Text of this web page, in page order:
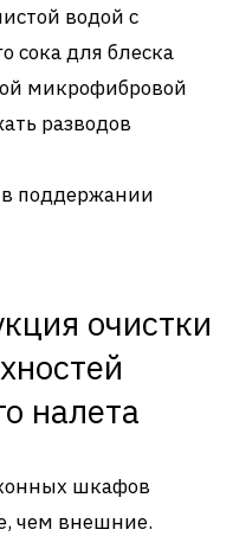
водой с
сока для блеска
микрофибровой
разводов
в поддержании
очистки
налета
шкафов
чем внешние.